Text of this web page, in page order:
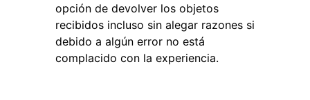
opción de devolver los objetos
recibidos incluso sin alegar razones si
debido a algún error no está
complacido con la experiencia.